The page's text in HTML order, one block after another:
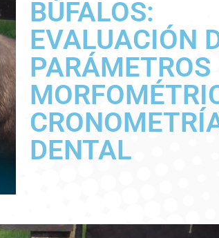
BÚFALOS:
EVALUACIÓN
PARÁMETROS
DENTAL